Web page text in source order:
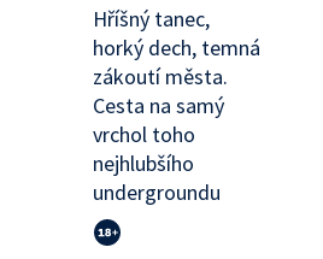
Hříšný tanec,
horký dech, temná
zákoutí města.
Cesta na samý
vrchol toho
nejhlubšího
undergroundu